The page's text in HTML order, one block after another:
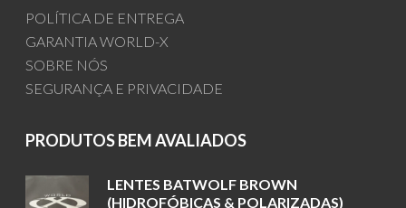
POLÍTICA DE ENTREGA
GARANTIA WORLD-X
SOBRE NÓS
SEGURANÇA E PRIVACIDADE
PRODUTOS BEM AVALIADOS
LENTES BATWOLF BROWN
(HIDROFÓBICAS & POLARIZADAS)